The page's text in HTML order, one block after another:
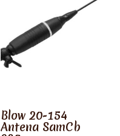
Blow 20-154
Antena SamCb